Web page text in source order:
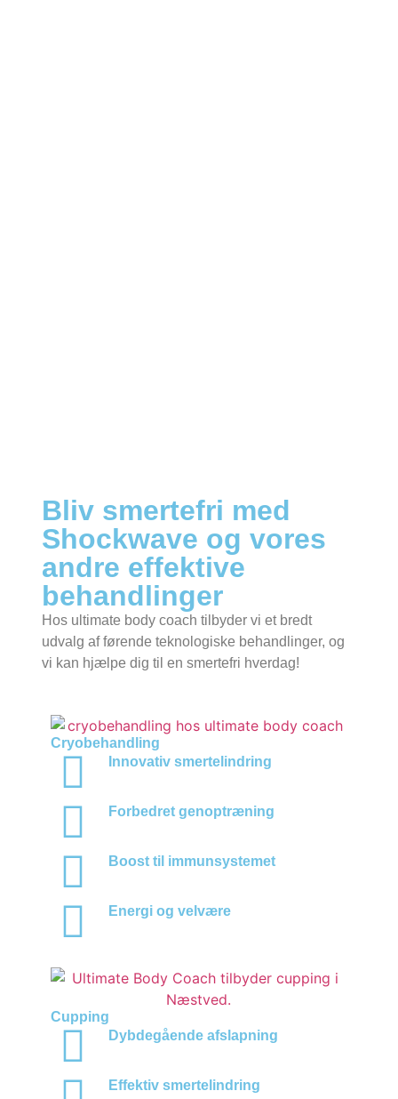
Bliv smertefri med
Shockwave og vores
andre effektive
behandlinger
Hos ultimate body coach tilbyder vi et bredt
udvalg af førende teknologiske behandlinger, og
vi kan hjælpe dig til en smertefri hverdag!
Cryobehandling
Innovativ smertelindring
Forbedret genoptræning
Boost til immunsystemet
Energi og velvære
Cupping
Dybdegående afslapning
Effektiv smertelindring